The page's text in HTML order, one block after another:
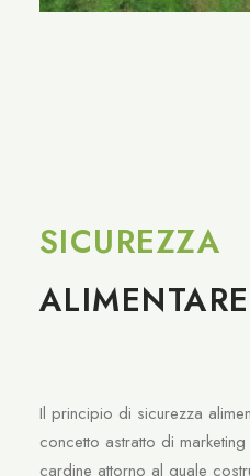
SICUREZZA
ALIMENTARE
Il principio di sicurezza
concetto astratto di
cardine attorno al quale